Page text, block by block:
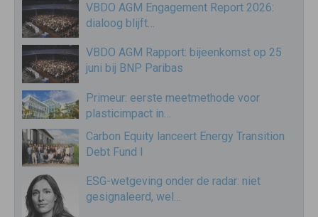
VBDO AGM Engagement Report 2026:
dialoog blijft…
VBDO AGM Rapport: bijeenkomst op 25
juni bij BNP Paribas
Primeur: eerste meetmethode voor
plasticimpact in…
Carbon Equity lanceert Energy Transition
Debt Fund I
ESG-wetgeving onder de radar: niet
gesignaleerd, wel…